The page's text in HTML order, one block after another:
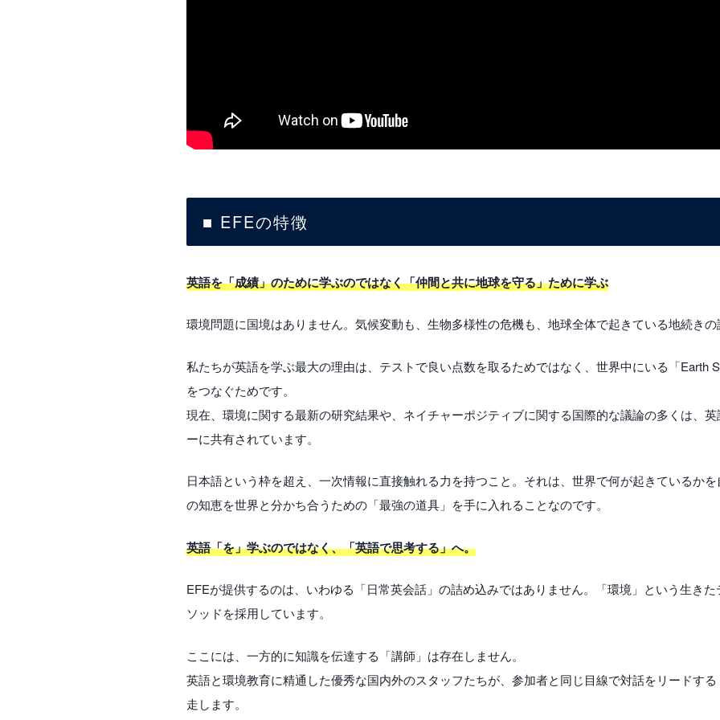
■ EFEの特徴
英語を「成績」のために学ぶのではなく「仲間と共に地球を守る」ために学ぶ
環境問題に国境はありません。気候変動も、生物多様性の危機も、地球全体で起きている地続きの
私たちが英語を学ぶ最大の理由は、テストで良い点数を取るためではなく、世界中にいる「Earth
をつなぐためです。
現在、環境に関する最新の研究結果や、ネイチャーポジティブに関する国際的な議論の多くは、
ーに共有されています。
日本語という枠を超え、一次情報に直接触れる力を持つこと。それは、世界で何が起きているか
の知恵を世界と分かち合うための「最強の道具」を手に入れることなのです。
英語「を」学ぶのではなく、「英語で思考する」へ。
EFEが提供するのは、いわゆる「日常英会話」の詰め込みではありません。「環境」という生き
ソッドを採用しています。
ここには、一方的に知識を伝達する「講師」は存在しません。
英語と環境教育に精通した優秀な国内外のスタッフたちが、参加者と同じ目線で対話をリードす
走します。